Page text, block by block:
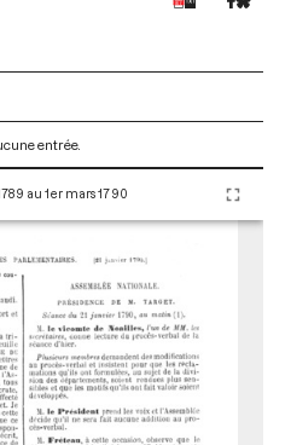
entrée.
au 1er mars 1790